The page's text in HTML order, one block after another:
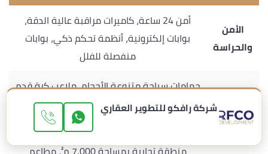
الأمن
والحراسة
أمن 24 ساعة، كاميرات مراقبة عالية الدقة،
بوابات إلكترونية، أنظمة تحكم ذكي، بوابات
منفصلة للفلل
الرياضة
والترفيه
حمامات سباحة متنوعة الأحجام، ملاعب كرة قدم
وتنس، مسارات جري وركوب دراجات، مناطق
شواء، نادٍ اجتماعي
شركة رافكو للتطوير العقاري